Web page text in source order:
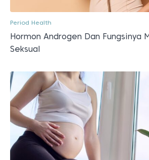
Period Health
Hormon Androgen Dan Fungsinya
Seksual